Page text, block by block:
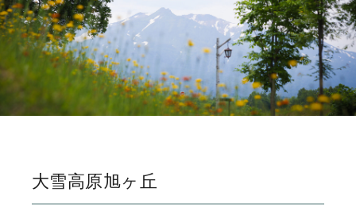
大雪高原旭ヶ丘